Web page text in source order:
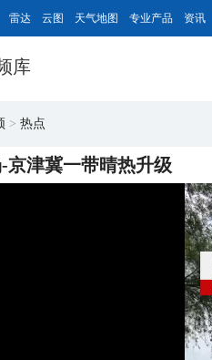
雷达 云图 天气地图 专业产品 资讯
库
> 热点
京津冀一带晴热升级